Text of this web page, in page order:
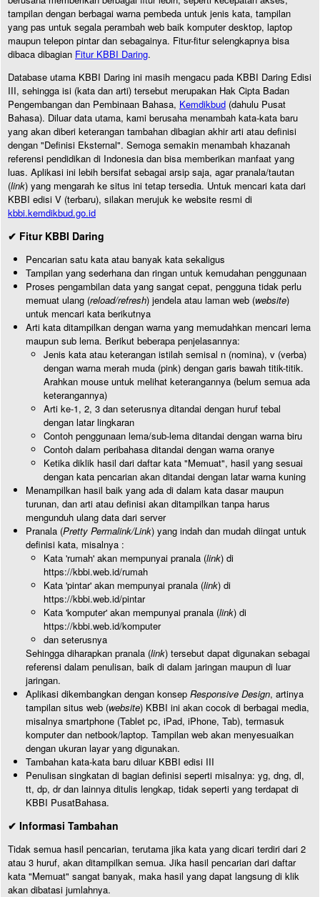
tampilan dengan berbagai warna pembeda untuk jenis kata, tampilan
yang pas untuk segala perambah web baik komputer desktop, laptop
maupun telepon pintar dan sebagainya. Fitur-fitur selengkapnya bisa
dibaca dibagian Fitur KBBI Daring.
Database utama KBBI Daring ini masih mengacu pada KBBI Daring Edisi
III, sehingga isi (kata dan arti) tersebut merupakan Hak Cipta Badan
Pengembangan dan Pembinaan Bahasa, Kemdikbud (dahulu Pusat
Bahasa). Diluar data utama, kami berusaha menambah kata-kata baru
yang akan diberi keterangan tambahan dibagian akhir arti atau definisi
dengan "Definisi Eksternal". Semoga semakin menambah khazanah
referensi pendidikan di Indonesia dan bisa memberikan manfaat yang
luas. Aplikasi ini lebih bersifat sebagai arsip saja, agar pranala/tautan
(link) yang mengarah ke situs ini tetap tersedia. Untuk mencari kata dari
KBBI edisi V (terbaru), silakan merujuk ke website resmi di
kbbi.kemdikbud.go.id
✔ Fitur KBBI Daring
Pencarian satu kata atau banyak kata sekaligus
Tampilan yang sederhana dan ringan untuk kemudahan penggunaan
Proses pengambilan data yang sangat cepat, pengguna tidak perlu
memuat ulang (reload/refresh) jendela atau laman web (website)
untuk mencari kata berikutnya
Arti kata ditampilkan dengan warna yang memudahkan mencari lema
maupun sub lema. Berikut beberapa penjelasannya:
Jenis kata atau keterangan istilah semisal n (nomina), v (verba)
dengan warna merah muda (pink) dengan garis bawah titik-titik.
Arahkan mouse untuk melihat keterangannya (belum semua ada
keterangannya)
Arti ke-1, 2, 3 dan seterusnya ditandai dengan huruf tebal
dengan latar lingkaran
Contoh penggunaan lema/sub-lema ditandai dengan warna biru
Contoh dalam peribahasa ditandai dengan warna oranye
Ketika diklik hasil dari daftar kata "Memuat", hasil yang sesuai
dengan kata pencarian akan ditandai dengan latar warna kuning
Menampilkan hasil baik yang ada di dalam kata dasar maupun
turunan, dan arti atau definisi akan ditampilkan tanpa harus
mengunduh ulang data dari server
Pranala (Pretty Permalink/Link) yang indah dan mudah diingat untuk
definisi kata, misalnya :
Kata 'rumah' akan mempunyai pranala (link) di
https://kbbi.web.id/rumah
Kata 'pintar' akan mempunyai pranala (link) di
https://kbbi.web.id/pintar
Kata 'komputer' akan mempunyai pranala (link) di
https://kbbi.web.id/komputer
dan seterusnya
Sehingga diharapkan pranala (link) tersebut dapat digunakan sebagai
referensi dalam penulisan, baik di dalam jaringan maupun di luar
jaringan.
Aplikasi dikembangkan dengan konsep Responsive Design, artinya
tampilan situs web (website) KBBI ini akan cocok di berbagai media,
misalnya smartphone (Tablet pc, iPad, iPhone, Tab), termasuk
komputer dan netbook/laptop. Tampilan web akan menyesuaikan
dengan ukuran layar yang digunakan.
Tambahan kata-kata baru diluar KBBI edisi III
Penulisan singkatan di bagian definisi seperti misalnya: yg, dng, dl,
tt, dp, dr dan lainnya ditulis lengkap, tidak seperti yang terdapat di
KBBI PusatBahasa.
✔ Informasi Tambahan
Tidak semua hasil pencarian, terutama jika kata yang dicari terdiri dari 2
atau 3 huruf, akan ditampilkan semua. Jika hasil pencarian dari daftar
kata "Memuat" sangat banyak, maka hasil yang dapat langsung di klik
akan dibatasi jumlahnya.